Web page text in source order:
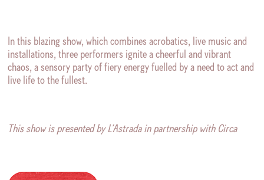
In this blazing show, which combines acrobatics, live music and
installations, three performers ignite a cheerful and vibrant
chaos, a sensory party of fiery energy fuelled by a need to act and
live life to the fullest.
This show is presented by L’Astrada in partnership with Circa